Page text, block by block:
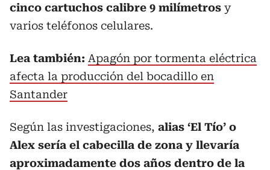
cinco cartuchos calibre 9 milímetros y
varios teléfonos celulares.
Lea también: Apagón por tormenta eléctrica
afecta la producción del bocadillo en
Santander
Según las investigaciones, alias ‘El Tío’ o
Alex sería el cabecilla de zona y llevaría
aproximadamente dos años dentro de la